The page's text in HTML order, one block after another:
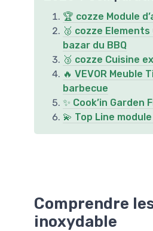
🏆 cozze Module
🥈 cozze
bazar du BBQ
🥉 cozze Cuisine
🔥 VEVOR
barbecue
✨ Cook’in
💫 Top Line
Comprendre
inoxydable